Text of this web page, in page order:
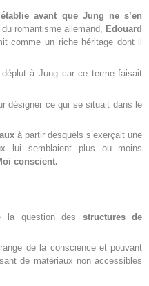
avant que Jung ne s’en
romantisme allemand, Edouard
comme un riche héritage dont il
à Jung car ce terme faisait
désigner ce qui se situait dans le
à partir desquels s’exerçait une
lui semblaient plus ou moins
conscient.
la question des structures de
de la conscience et pouvant
de matériaux non accessibles